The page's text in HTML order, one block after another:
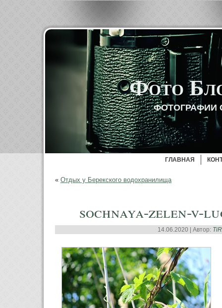
Фото
ФОТОГРАФИИ
ГЛАВНАЯ
« Отдых у Берекского водохранилища
sochnaya-zelen-v-
14.06.2020 | Автор: